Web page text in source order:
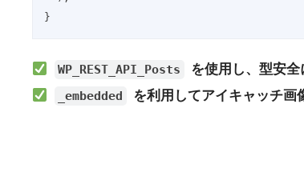
}
WP_REST_API_Posts を使用し、型安
_embedded を利用してアイキャッチ画